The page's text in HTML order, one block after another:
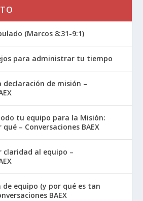
(Marcos 8:31-9:1)
para administrar tu tiempo
declaración de misión –
tu equipo para la Misión:
– Conversaciones BAEX
claridad al equipo –
de equipo (y por qué es tan
BAEX